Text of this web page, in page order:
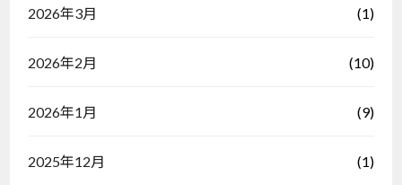
2026年3月 (1)
2026年2月 (10)
2026年1月 (9)
2025年12月 (1)